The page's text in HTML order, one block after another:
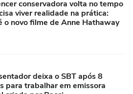
conservadora volta no tempo
viver realidade na prática:
o novo filme de Anne Hathaway
deixa o SBT após 8
para trabalhar em emissora